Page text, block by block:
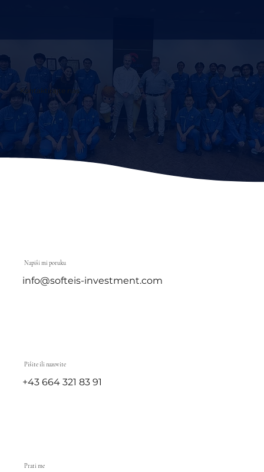
Kontaktirajte nas
Napiši mi poruku
info@softeis-investment.com
Pišite ili nazovite
+43 664 321 83 91
Prati me